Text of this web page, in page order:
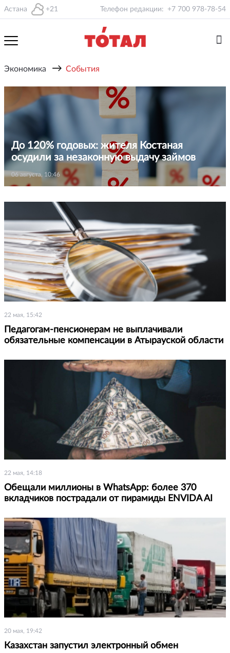
Астана +21 Телефон редакции: +7 700 978-78-54
Экономика → События
До 120% годовых: жителя Костаная
осудили за незаконную выдачу займов
06 августа, 10:46
22 мая, 15:42
Педагогам-пенсионерам не выплачивали
обязательные компенсации в Атырауской области
22 мая, 14:18
Обещали миллионы в WhatsApp: более 370
вкладчиков пострадали от пирамиды ENVIDA AI
20 мая, 19:42
Казахстан запустил электронный обмен